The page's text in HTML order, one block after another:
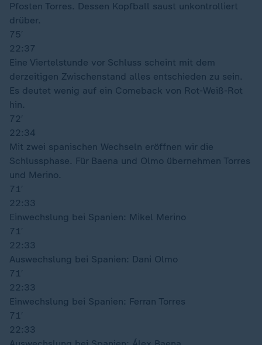
Pfosten Torres. Dessen Kopfball saust unkontrolliert
drüber.
75′
22:37
Eine Viertelstunde vor Schluss scheint mit dem
derzeitigen Zwischenstand alles entschieden zu sein.
Es deutet wenig auf ein Comeback von Rot-Weiß-Rot
hin.
72′
22:34
Mit zwei spanischen Wechseln eröffnen wir die
Schlussphase. Für Baena und Olmo übernehmen Torres
und Merino.
71′
22:33
Einwechslung bei Spanien: Mikel Merino
71′
22:33
Auswechslung bei Spanien: Dani Olmo
71′
22:33
Einwechslung bei Spanien: Ferran Torres
71′
22:33